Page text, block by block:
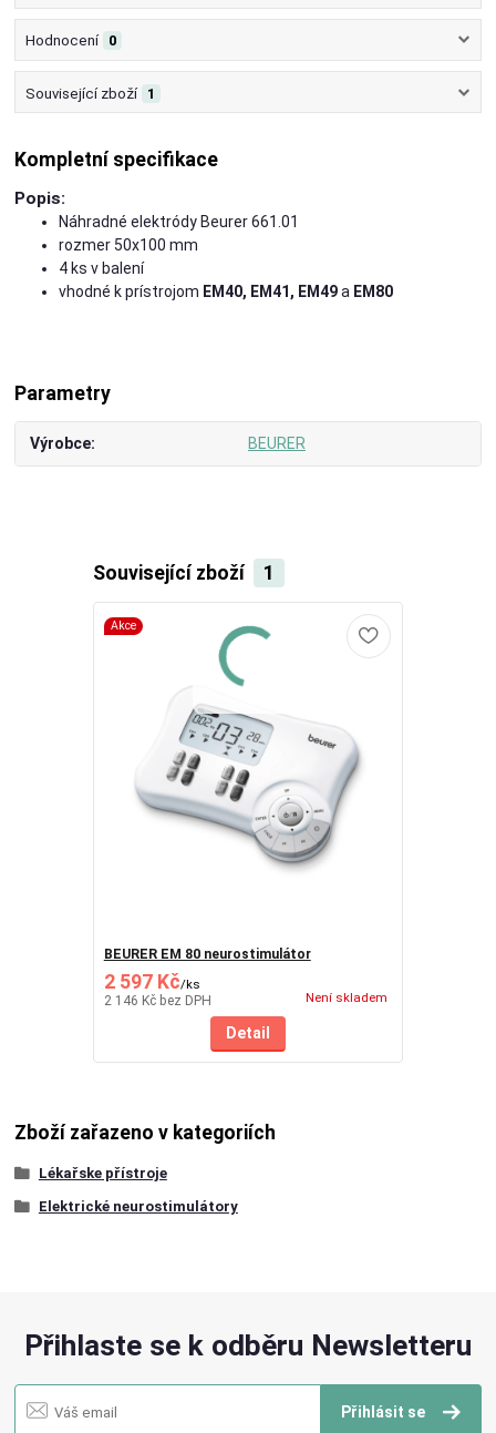
Hodnocení 0
Související zboží 1
Kompletní specifikace
Popis:
Náhradné elektródy Beurer 661.01
rozmer 50x100 mm
4 ks v balení
vhodné k prístrojom EM40, EM41, EM49a EM80
Parametry
Výrobce BEURER
Související zboží 1
Akce
BEURER EM 80 neurostimulátor
2 597 Kč/ks
2 146 Kč bez DPH Není skladem
Detail
Zboží zařazeno v kategoriích
Lékařske přístroje
Elektrické neurostimulátory
Přihlaste se k odběru Newsletteru
Přihlásit se